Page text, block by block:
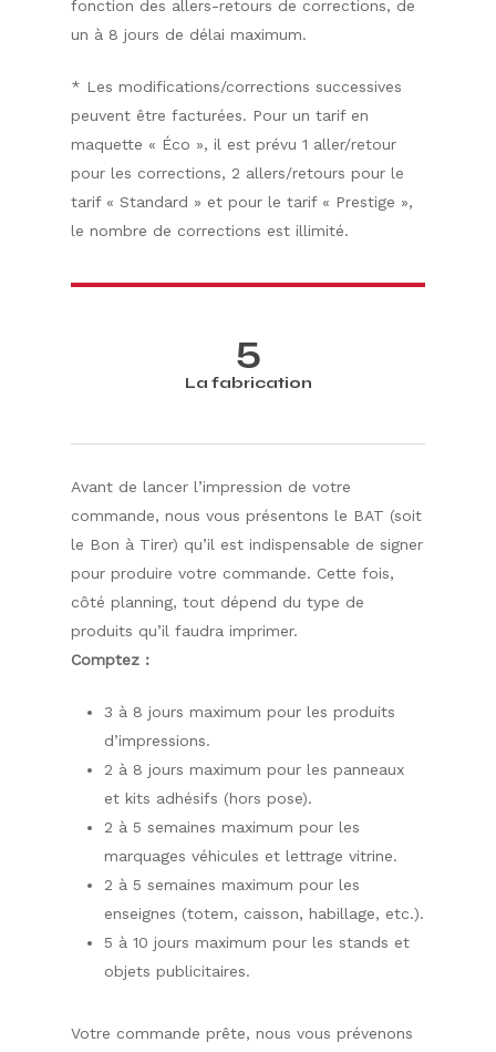
fonction des allers-retours de corrections, de
un à 8 jours de délai maximum.
​* Les modifications/corrections successives
peuvent être facturées. Pour un tarif en
maquette « Éco », il est prévu 1 aller/retour
pour les corrections, 2 allers/retours pour le
tarif « Standard » et pour le tarif « Prestige »,
le nombre de corrections est illimité.
5
La fabrication
Avant de lancer l’impression de votre
commande, nous vous présentons le BAT (soit
le Bon à Tirer) qu’il est indispensable de signer
pour produire votre commande. Cette fois,
côté planning, tout dépend du type de
produits qu’il faudra imprimer.
Comptez :
3 à 8 jours maximum pour les produits
d’impressions.
2 à 8 jours maximum pour les panneaux
et kits adhésifs (hors pose).
2 à 5 semaines maximum pour les
marquages véhicules et lettrage vitrine.
2 à 5 semaines maximum pour les
enseignes (totem, caisson, habillage, etc.).
5 à 10 jours maximum pour les stands et
objets publicitaires.
Votre commande prête, nous vous prévenons